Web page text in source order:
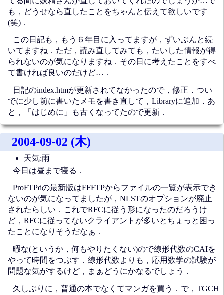
も，どうせなら直したことをちゃんと伝えて欲しいです
(笑)．
この日記も，もう６年目に入ってますが，ずいぶんと続
いてますね．ただ，読み直してみても，たいした情報が得
られないのが気になりますね．その日に考えたことをすべ
て書ければ良いのだけど…．
日記のindex.htmが更新されてなかったので，修正．つい
でに少し前に書いたメモを書き直して，Libraryに追加．あ
と，「はじめに」も古くなってたので更新．
2004-09-02 (木)
天気:雨
今日は昼まで寝る．
ProFTPdの最新版はFFFTPからファイルの一覧が表示でき
ないのが気になってましたが，NLSTのオプションが廃止
されたらしい．これでRFCに従う形になったのだろうけ
ど，RFCに従ってないクライアントが多いとちょっと困っ
たことになりそうだなぁ．
暇な(というか，何もやりたくない)ので線形代数のCAIを
やって時間をつぶす．線形代数よりも，応用数学の試験が
問題な気がするけど，まぁどうにかなるでしょう．
久しぶりに，普通の本でなくてマンガを買う．で，TGCH